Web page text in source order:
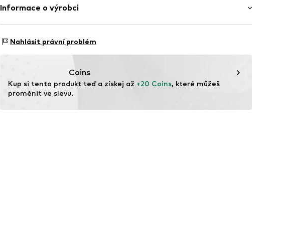
Materiál: 95% Bavlna, 5% Elastan
Informace o výrobci
Zielstattstrasse 40
https://zendesk.next.co.uk/hc/en-gb
Nahlásit právní problém
Coins
Kup si tento produkt teď a získej až +20 Coins, které můžeš
proměnit ve slevu.